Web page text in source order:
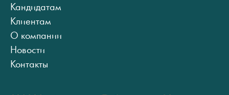
Кандидатам
Клиентам
О компании
Новости
Контакты